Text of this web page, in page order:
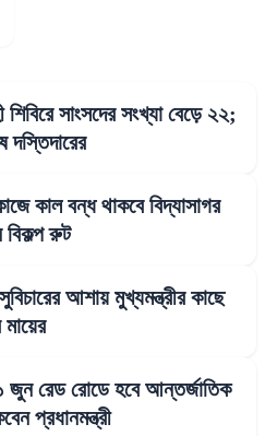
সাংসদের সংখ্যা বেড়ে ২২;
দস্তিদারের
কাল বন্ধ থাকবে বিদ্যাসাগর
রুট
আশায় মুখ্যমন্ত্রীর কাছে
জুন রেড রোডে হবে আন্তর্জাতিক
প্রধানমন্ত্রী